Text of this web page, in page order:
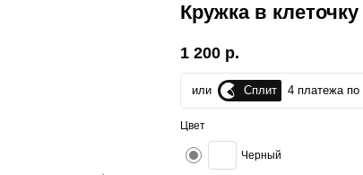
Кружка в клеточку
1 200 р.
или Сплит 4 платежа по
Цвет
Черный